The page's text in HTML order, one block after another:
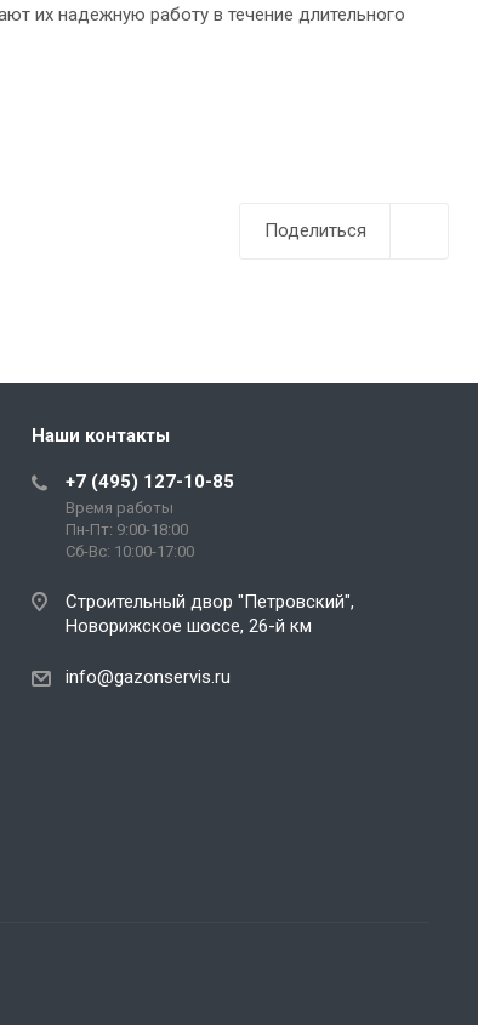
их надежную работу в течение длительного
Поделиться
Наши контакты
+7 (495) 127-10-85
Время работы
Пн-Пт: 9:00-18:00
Сб-Вс: 10:00-17:00
Строительный двор "Петровский",
Новорижское шоссе, 26-й км
info@gazonservis.ru